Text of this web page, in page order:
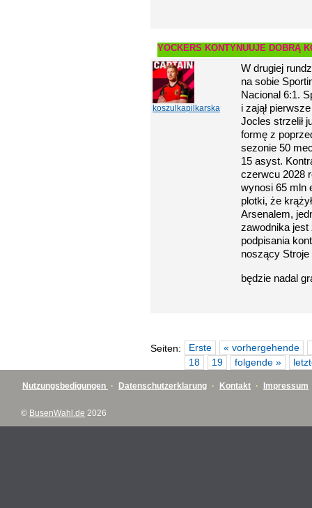
YOCKERS KONTYNUUJE DOBRĄ
koszulkapilkarska
W drugiej
na sobie
Nacional 6:1.
i zajął
Jocles strzelił
formę z
sezonie 50
15 asyst.
czerwcu 2028
wynosi 65 mln
plotki, że
Arsenalem,
zawodnika jest
podpisania
noszący Stroje
będzie nadal
Seiten: Erste « vorhergehende
18
19 folgende »
Nutzungsbedigungen · Datenschutzerklarung · Kontakt · Impressum
© BusenWahl.de 2026